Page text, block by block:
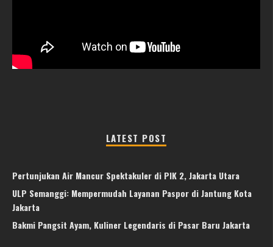
LATEST POST
Pertunjukan Air Mancur Spektakuler di PIK 2, Jakarta Utara
ULP Semanggi: Mempermudah Layanan Paspor di Jantung Kota
Jakarta
Bakmi Pangsit Ayam, Kuliner Legendaris di Pasar Baru Jakarta